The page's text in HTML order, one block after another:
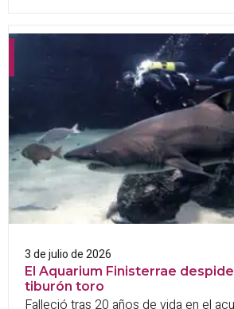
3 de julio de 2026
El Aquarium Finisterrae
tiburón toro